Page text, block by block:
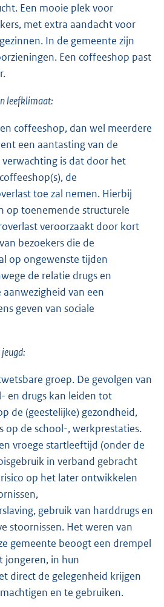
Een mooie plek voor
met extra aandacht voor
In de gemeente zijn
Een coffeeshop past
leefklimaat:
coffeeshop, dan wel meerdere
een aantasting van de
is dat door het
de
toe zal nemen. Hierbij
op toenemende structurele
veroorzaakt door kort
bezoekers die de
op ongewenste tijden
de relatie drugs en
van een
geven van sociale
groep. De gevolgen van
en drugs kan leiden tot
de (geestelijke) gezondheid,
op de school-, werkprestaties.
vroege startleeftijd (onder de
in verband gebracht
op het later ontwikkelen
gebruik van harddrugs en
stoornissen. Het weren van
gemeente beoogt een drempel
jongeren, in hun
direct de gelegenheid krijgen
en te gebruiken.